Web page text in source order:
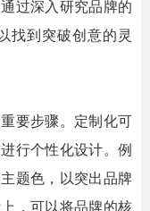
过深入研究品牌的
找到突破创意的灵
要步骤。定制化可
行个性化设计。例
题色，以突出品牌
，可以将品牌的核